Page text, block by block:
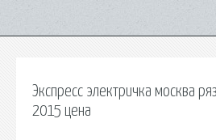
Экспресс электричка москва
2015 цена